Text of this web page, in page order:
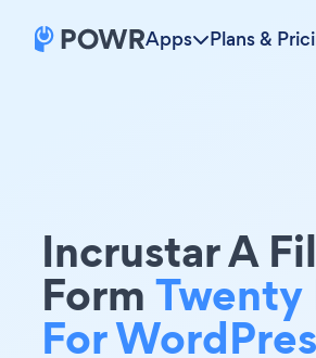
Apps Plans &
Incrustar A
FormTwenty
For